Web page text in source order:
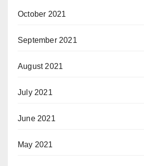
October 2021
September 2021
August 2021
July 2021
June 2021
May 2021